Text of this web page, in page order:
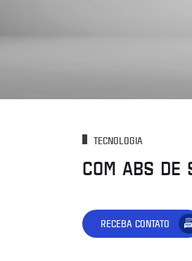
TECNOLOGIA
COM ABS DE
RECEBA CONTATO